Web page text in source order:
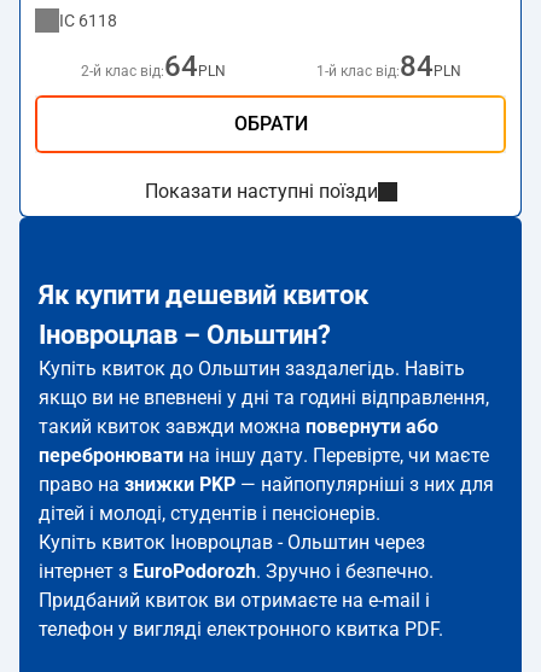
IC 6118
2-й клас від:64 PLN 1-й клас від:84 PLN
ОБРАТИ
Показати наступні поїзди
Як купити дешевий квиток
Іновроцлав – Ольштин?
Купіть квиток до Ольштин заздалегідь. Навіть
якщо ви не впевнені у дні та годині відправлення,
такий квиток завжди можна повернути або
перебронювати на іншу дату. Перевірте, чи маєте
право на знижки PKP — найпопулярніші з них для
дітей і молоді, студентів і пенсіонерів.
Купіть квиток Іновроцлав - Ольштин через
інтернет з EuroPodorozh. Зручно і безпечно.
Придбаний квиток ви отримаєте на e-mail і
телефон у вигляді електронного квитка PDF.